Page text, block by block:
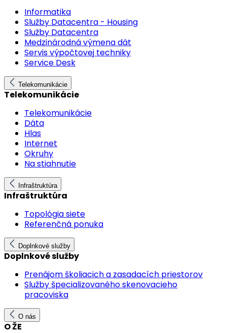
Informatika
Služby Datacentra - Housing
Služby Datacentra
Medzinárodná výmena dát
Servis výpočtovej techniky
Service Desk
Telekomunikácie
Telekomunikácie
Telekomunikácie
Dáta
Hlas
Internet
Okruhy
Na stiahnutie
Infraštruktúra
Infraštruktúra
Topológia siete
Referenčná ponuka
Doplnkové služby
Doplnkové služby
Prenájom školiacich a zasadacích priestorov
Služby špecializovaného skenovacieho
pracoviska
O nás
O ŽE